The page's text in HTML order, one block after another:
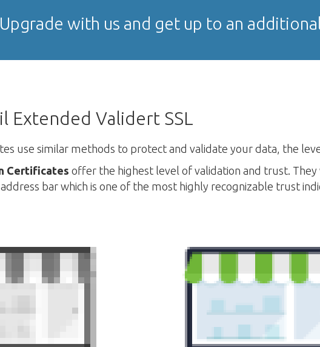
Upgrade with us and get up to an
Extended Validert SSL
use similar methods to protect and validate your data, the
Certificates offer the highest level of validation and trust.
bar which is one of the most highly recognizable trust